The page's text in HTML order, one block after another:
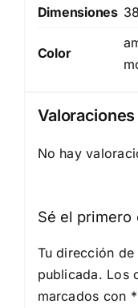
Dimensiones
Color
Valoraciones
No hay
Sé el primero
Tu dirección
publicada. Los
marcados con *